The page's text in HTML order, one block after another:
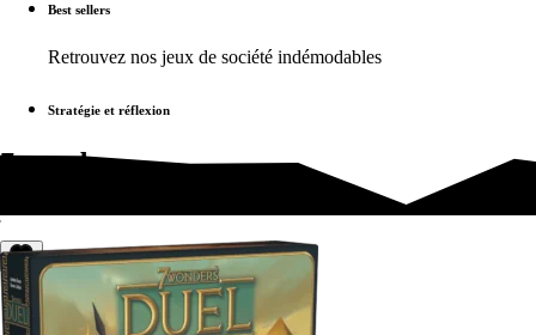
Best sellers
Retrouvez nos jeux de société indémodables
Stratégie et réflexion
7 wonders